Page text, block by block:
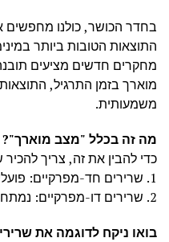
בחדר הכושר, כולנו מחפשים
התוצאות הטובות ביותר
מחקרים חדשים מציעים
מוארך בזמן התרגיל,
משמעותית.
מה זה בכלל "מצב מוארך"?
כדי להבין את זה, צריך להכיר
1. שרירים חד-מפרקיים: פועלים על מפרק אחד
2. שרירים דו-מפרקיים: נמתחים על פני שני מפרקים
בואו ניקח לדוגמה את